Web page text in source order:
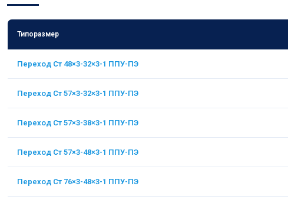
Типоразмер
Переход Ст 48×3-32×3-1 ППУ-ПЭ
Переход Ст 57×3-32×3-1 ППУ-ПЭ
Переход Ст 57×3-38×3-1 ППУ-ПЭ
Переход Ст 57×3-48×3-1 ППУ-ПЭ
Переход Ст 76×3-48×3-1 ППУ-ПЭ